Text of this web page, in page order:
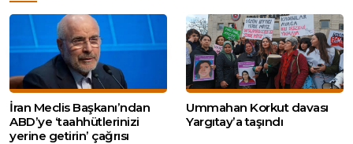
İran Meclis Başkanı’ndan
ABD’ye ‘taahhütlerinizi
yerine getirin’ çağrısı
Ummahan Korkut davası
Yargıtay’a taşındı